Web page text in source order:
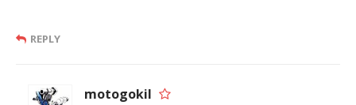
REPLY
motogokil